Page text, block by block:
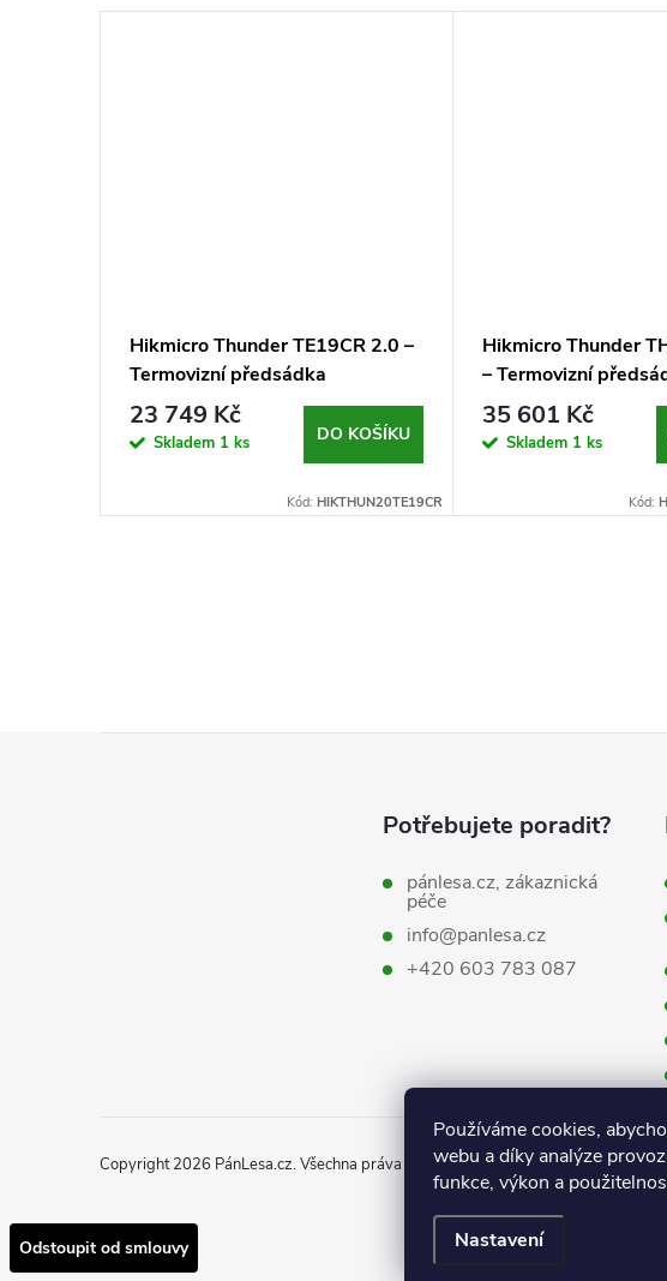
Používáme cookies,
webu a díky analýze
funkce, výkon a
Nastavení
Hikmicro Thunder TE19CR 2.0 –
Termovizní předsádka
23 749 Kč
Skladem 1 ks DO KOŠÍKU
Kód: HIKTHUN20TE19CR
Hikmicro Thunder
– Termovizní
35 601 Kč
Skladem 1 ks
Kód:
Potřebujete poradit?
pánlesa.cz, zákaznická
péče
info@panlesa.cz
+420 603 783 087
Copyright 2026 PánLesa.cz. Všechna práva vyhrazena.
Odstoupit od smlouvy